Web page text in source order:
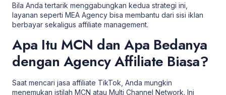
Bila Anda tertarik menggabungkan kedua strategi ini,
layanan seperti MEA Agency bisa membantu dari sisi iklan
berbayar sekaligus affiliate management.
Apa Itu MCN dan Apa Bedanya
dengan Agency Affiliate Biasa?
Saat mencari jasa affiliate TikTok, Anda mungkin
menemukan istilah MCN atau Multi Channel Network. Ini